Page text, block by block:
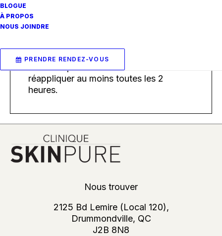
BLOGUE
À PROPOS
NOUS JOINDRE
PRENDRE RENDEZ-VOUS
tout en aidant à minimiser les effets
visibles des dommages causés par le
*Appliquer généreusement 15 minutes
avant l’exposition au soleil et
réappliquer au moins toutes les 2
heures.
Nous trouver
2125 Bd Lemire (Local 120),
Drummondville, QC
J2B 8N8